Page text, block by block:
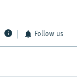
Follow us